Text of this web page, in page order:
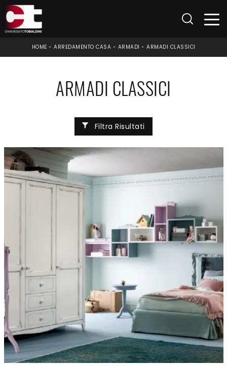
HOME - ARREDAMENTO CASA - ARMADI - ARMADI CLASSICI
ARMADI CLASSICI
Filtra Risultati